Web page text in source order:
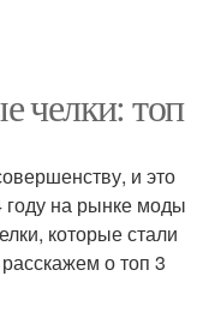
челки: топ
и это
на рынке моды
которые стали
о топ 3